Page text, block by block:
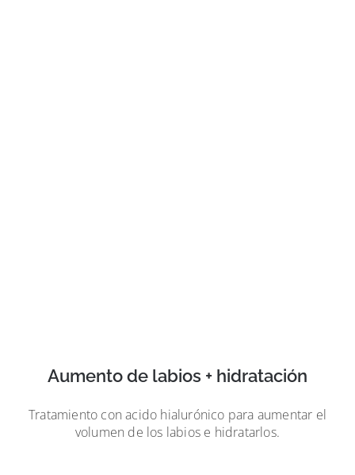
Aumento de labios + hidratación
Tratamiento con acido hialurónico para aumentar el
volumen de los labios e hidratarlos.